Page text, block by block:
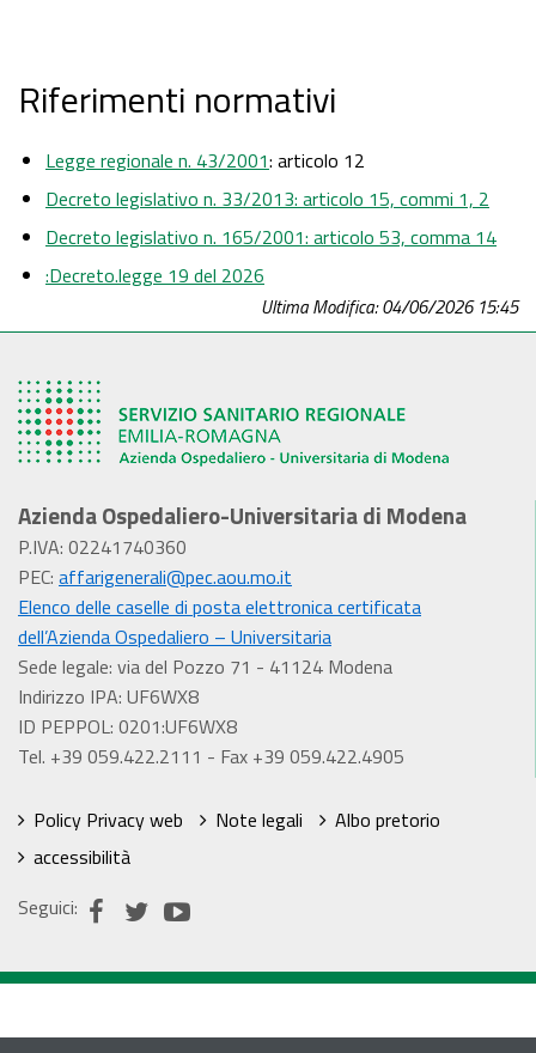
Riferimenti normativi
Legge regionale n. 43/2001: articolo 12
Decreto legislativo n. 33/2013: articolo 15, commi 1, 2
Decreto legislativo n. 165/2001: articolo 53, comma 14
:Decreto.legge 19 del 2026
Ultima Modifica: 04/06/2026 15:45
Azienda Ospedaliero-Universitaria di Modena
P.IVA: 02241740360
PEC: affarigenerali@pec.aou.mo.it
Elenco delle caselle di posta elettronica certificata
dell’Azienda Ospedaliero – Universitaria
Sede legale: via del Pozzo 71 - 41124 Modena
Indirizzo IPA: UF6WX8
ID PEPPOL: 0201:UF6WX8
Tel. +39 059.422.2111 - Fax +39 059.422.4905
Policy Privacy web Note legali
Albo pretorio
accessibilità
Seguici: